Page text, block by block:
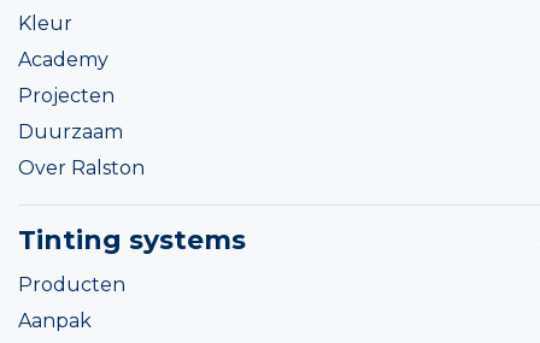
Kleur
Academy
Projecten
Duurzaam
Over Ralston
Tinting systems
Producten
Aanpak